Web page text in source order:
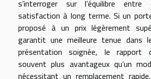
s’interroger sur l’équilibre
satisfaction à long terme. Si un
proposé à un prix légèrement
garantit une meilleure tenue dans
présentation soignée, le rapport
souvent plus avantageux qu’un
nécessitant un remplacement